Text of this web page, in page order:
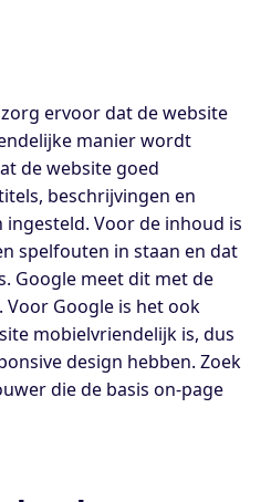
ervoor dat de website
manier wordt
de website goed
beschrijvingen en
Voor de inhoud is
spelfouten in staan en dat
Google meet dit met de
Voor Google is het ook
mobielvriendelijk is, dus
design hebben. Zoek
die de basis on-page